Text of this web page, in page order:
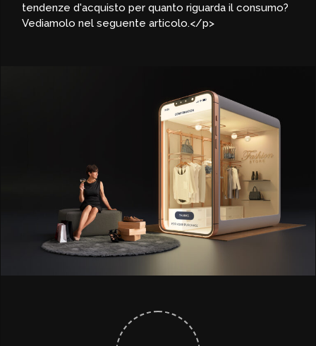
tendenze d'acquisto per quanto riguarda il consumo?
Vediamolo nel seguente articolo.</p>